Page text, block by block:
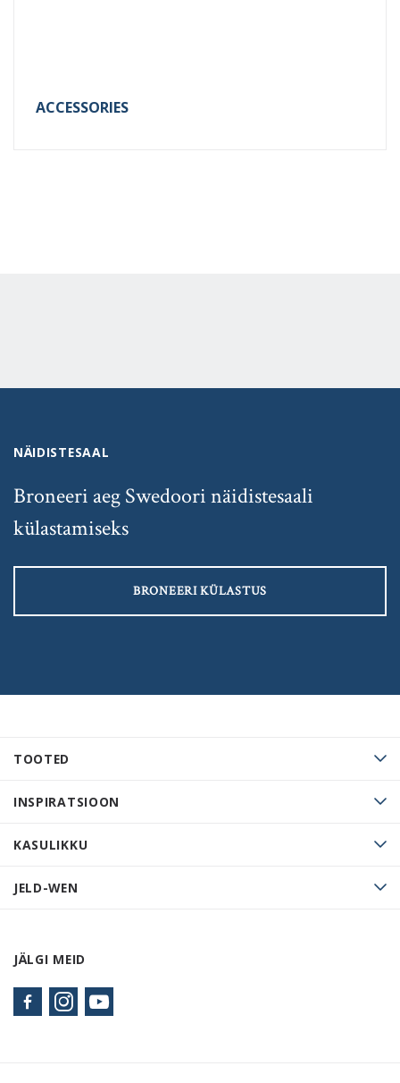
ACCESSORIES
TOOTED
INSPIRATSIOON
KASULIKKU
JELD-WEN
JÄLGI MEID
NÄIDISTESAAL
Broneeri aeg Swedoori näidistesaali
külastamiseks
BRONEERI KÜLASTUS